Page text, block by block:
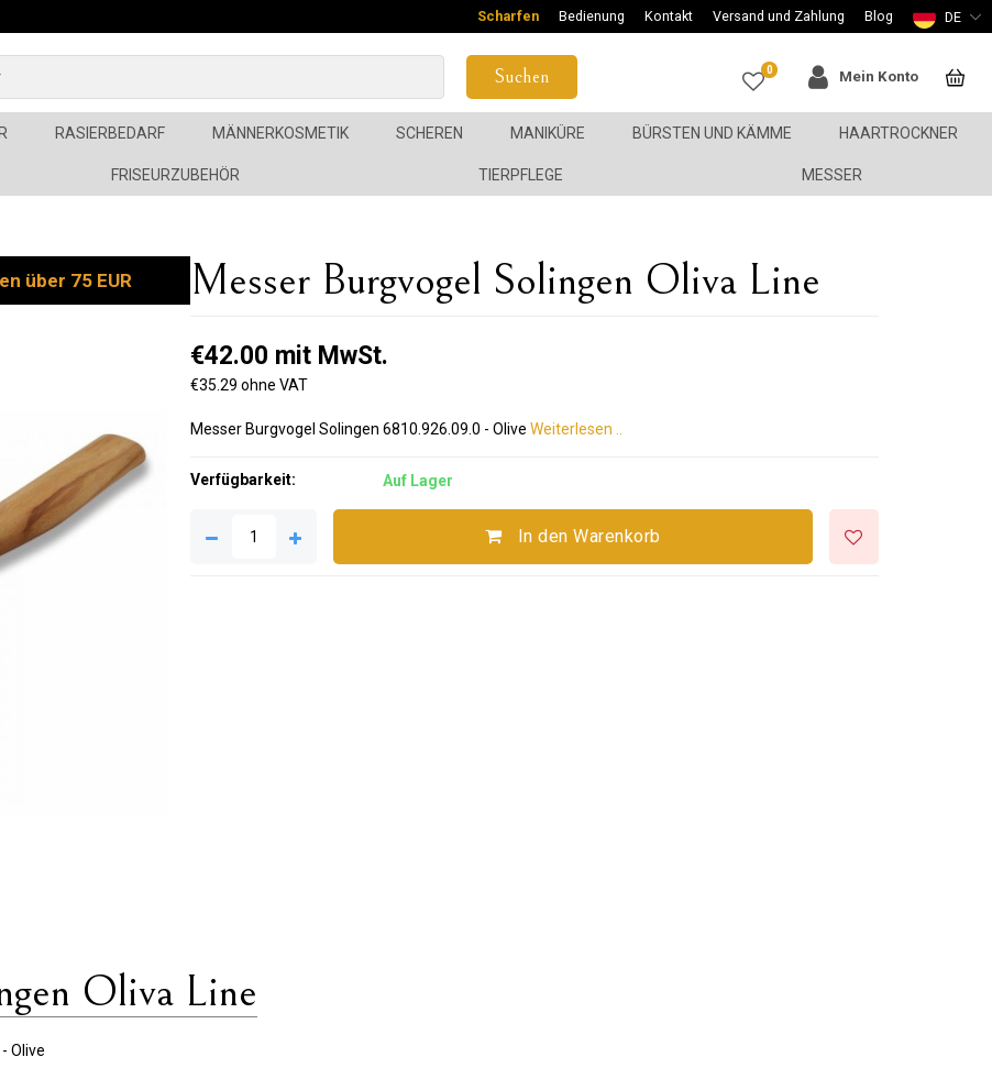
Scharfen Bedienung Kontakt Versand und Zahlung Blog DE
Suchen 0 Mein Konto
RASIERBEDARF MÄNNERKOSMETIK SCHEREN MANIKÜRE BÜRSTEN UND KÄMME HAARTROCKNER
FRISEURZUBEHÖR TIERPFLEGE MESSER
über 75 EUR Messer Burgvogel Solingen Oliva Line
€42.00 mit MwSt.
€35.29 ohne VAT
Messer Burgvogel Solingen 6810.926.09.0 - OliveWeiterlesen ..
Verfügbarkeit: Auf Lager
In den Warenkorb
Oliva Line
- Olive